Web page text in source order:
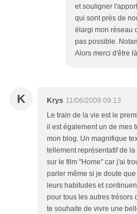
et souligner
qui sont près de
élargi mon réseau
pas possible.
Alors merci d'être
K Krys 11/06/2009 09:13
Le train de la vie est le
il est également un de mes
mon blog. Un magnifique
tellement représentatif de
sur le film "Home" car j'ai
parler même si je doute
leurs habitudes et
pour tous les autres trésors
te souhaite de vivre une